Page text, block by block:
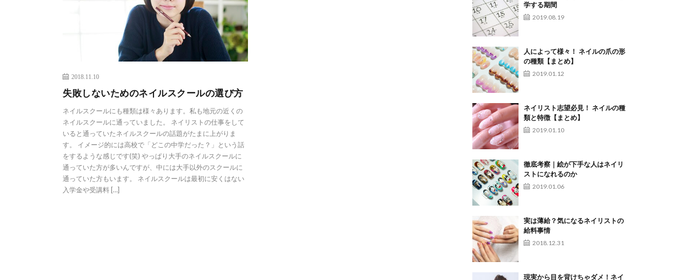
2018.11.10
失敗しないためのネイルスクールの選び方
ネイルスクールにも種類は様々あります。私も地元の近くの
ネイルスクールに通っていました。 ネイリストの仕事をして
いると通っていたネイルスクールの話題がたまに上がりま
す。 イメージ的には高校で「どこの中学だった？」という話
をするような感じです(笑) やっぱり大手のネイルスクールに
通っていた方が多いんですが、中には大手以外のスクールに
通っていた方もいます。 ネイルスクールは最初に安くはない
入学金や受講料 […]
学する期間
2019.08.19
人によって様々！ ネイルの爪の形
の種類【まとめ】
2019.01.12
ネイリスト志望必見！ ネイルの種
類と特徴【まとめ】
2019.01.10
徹底考察｜絵が下手な人はネイリ
ストになれるのか
2019.01.06
実は薄給？気になるネイリストの
給料事情
2018.12.31
現実から目を背けちゃダメ！ネイ